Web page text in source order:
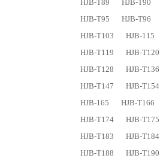
HJB-T89
HJB-T90
HJB-T95
HJB-T96
HJB-T103
HJB-115
HJB-T119
HJB-T120
HJB-T128
HJB-T136
HJB-T147
HJB-T154
HJB-165
HJB-T166
HJB-T174
HJB-T175
HJB-T183
HJB-T184
HJB-T188
HJB-T190